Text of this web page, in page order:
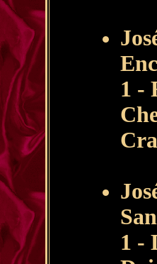
1 -
1 -